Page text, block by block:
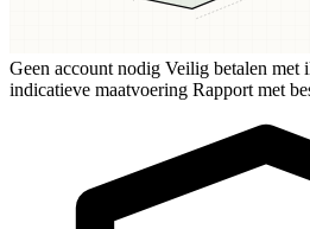
Geen account nodig Veilig betalen met
indicatieve maatvoering Rapport met